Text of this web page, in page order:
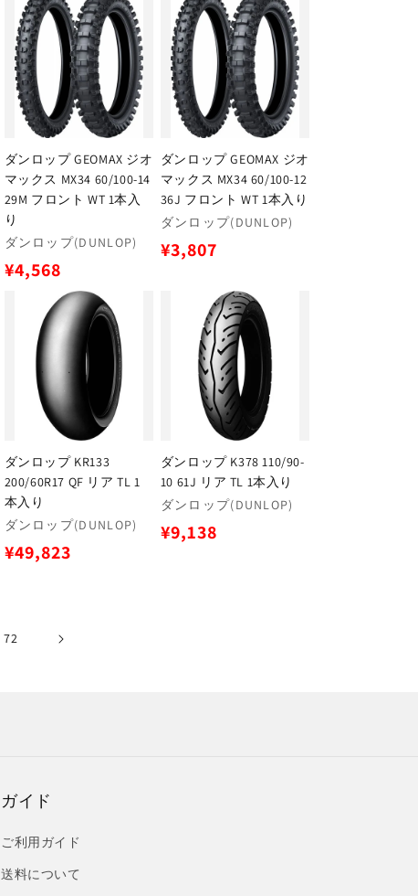
価
格
価
格
ダンロップ GEOMAX ジオ
マックス MX34 60/100-14
29M フロント WT 1本入
り
販
売
ダンロップ(DUNLOP)
通
¥4,568
ダンロップ GEOMAX ジオ
マックス MX34 60/100-12
36J フロント WT 1本入り
販
売
元:
ダンロップ(DUNLOP)
通
¥3,807
ダンロップ KR133
200/60R17 QF リア TL 1
本入り
販
売
元:
ダンロップ(DUNLOP)
通
格
¥49,823
ダンロップ K378 110/90-
10 61J リア TL 1本入り
販
売
元:
ダンロップ(DUNLOP)
通
¥9,138
72
ガイド
ご利用ガイド
送料について